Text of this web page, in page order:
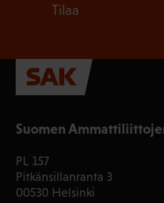
Suomen
PL 157
Pitkänsillanranta 3
00530 Helsinki
Tilaa